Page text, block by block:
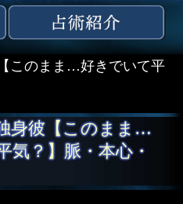
このまま…好きでいて平
身彼【このまま…
気？】脈・本心・